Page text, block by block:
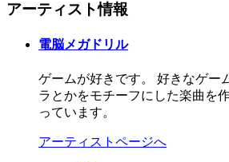
アーティスト情報
電脳メガドリル
ゲームが好きです。 好きなゲー
ラとかをモチーフにした楽曲を
っています。
アーティストページへ